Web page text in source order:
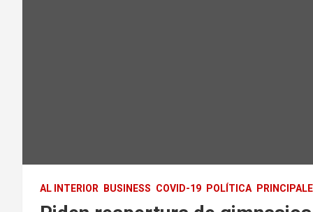
AL INTERIOR BUSINESS COVID-19 POLÍTICA